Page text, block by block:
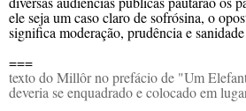
ele seja um casoclarode sofrósina, o
significa moderação, prudência e
===
texto do Millôr no prefácio de "Um
deveria se enquadrado e colocado em